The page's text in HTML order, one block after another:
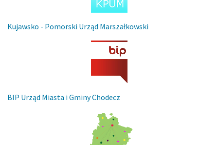
Kujawsko - Pomorski Urząd Marszałkowski
BIP Urząd Miasta i Gminy Chodecz